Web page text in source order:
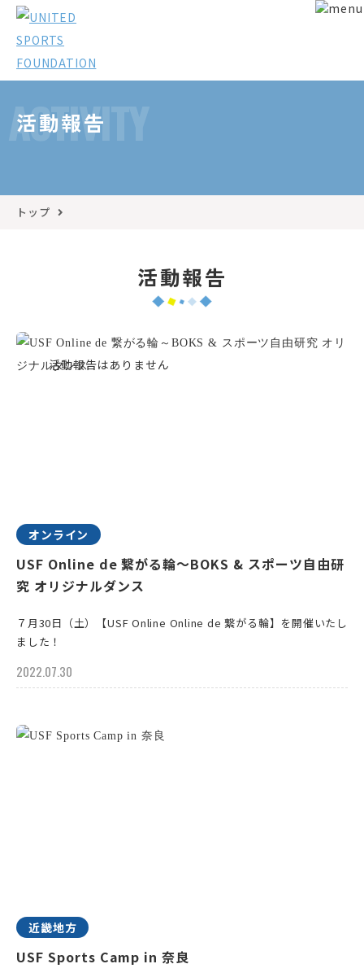
ACTIVITY
活動報告
トップ
活動報告
オンライン
USF Online de 繋がる輪～BOKS & スポーツ自由研
究 オリジナルダンス
７月30日（土）【USF Online Online de 繋がる輪】を開催いたし
ました！
2022.07.30
近畿地方
USF Sports Camp in 奈良